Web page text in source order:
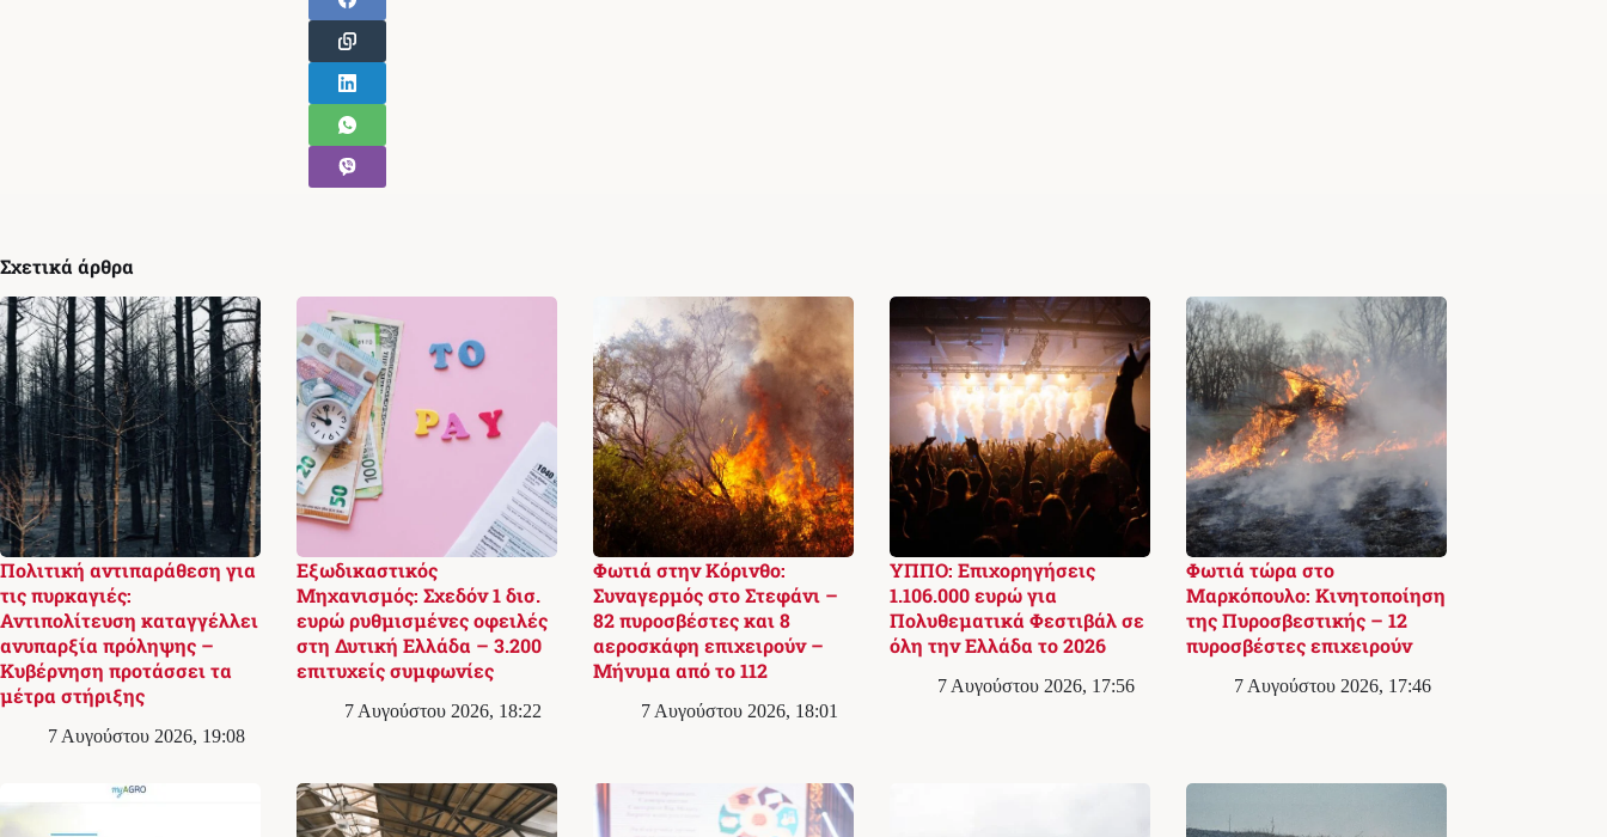
Σχετικά άρθρα
Πολιτική αντιπαράθεση για
τις πυρκαγιές:
Αντιπολίτευση καταγγέλλει
ανυπαρξία πρόληψης –
Κυβέρνηση προτάσσει τα
μέτρα στήριξης
7 Αυγούστου 2026, 19:08
Εξωδικαστικός
Μηχανισμός: Σχεδόν 1 δισ.
ευρώ ρυθμισμένες οφειλές
στη Δυτική Ελλάδα – 3.200
επιτυχείς συμφωνίες
7 Αυγούστου 2026, 18:22
Φωτιά στην Κόρινθο:
Συναγερμός στο Στεφάνι –
82 πυροσβέστες και 8
αεροσκάφη επιχειρούν –
Μήνυμα από το 112
7 Αυγούστου 2026, 18:01
ΥΠΠΟ: Επιχορηγήσεις
1.106.000 ευρώ για
Πολυθεματικά Φεστιβάλ σε
όλη την Ελλάδα το 2026
7 Αυγούστου 2026, 17:56
Φωτιά τώρα στο
Μαρκόπουλο: Κινητοποίηση
της Πυροσβεστικής – 12
πυροσβέστες επιχειρούν
7 Αυγούστου 2026, 17:46